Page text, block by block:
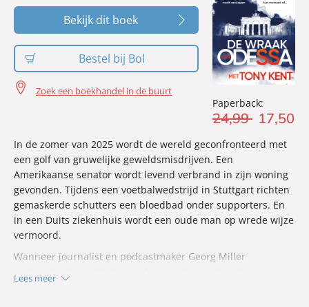
Paperback:
24,99 17,50
Bekijk dit boek
Bestel bij Bol
Zoek een boekhandel in de buurt
In de zomer van 2025 wordt de wereld geconfronteerd met
een golf van gruwelijke geweldsmisdrijven. Een
Amerikaanse senator wordt levend verbrand in zijn woning
gevonden. Tijdens een voetbalwedstrijd in Stuttgart richten
gemaskerde schutters een bloedbad onder supporters. En
in een Duits ziekenhuis wordt een oude man op wrede wijze
vermoord.
Wanneer journalist en podcastmaker Georg Miller
Lees meer